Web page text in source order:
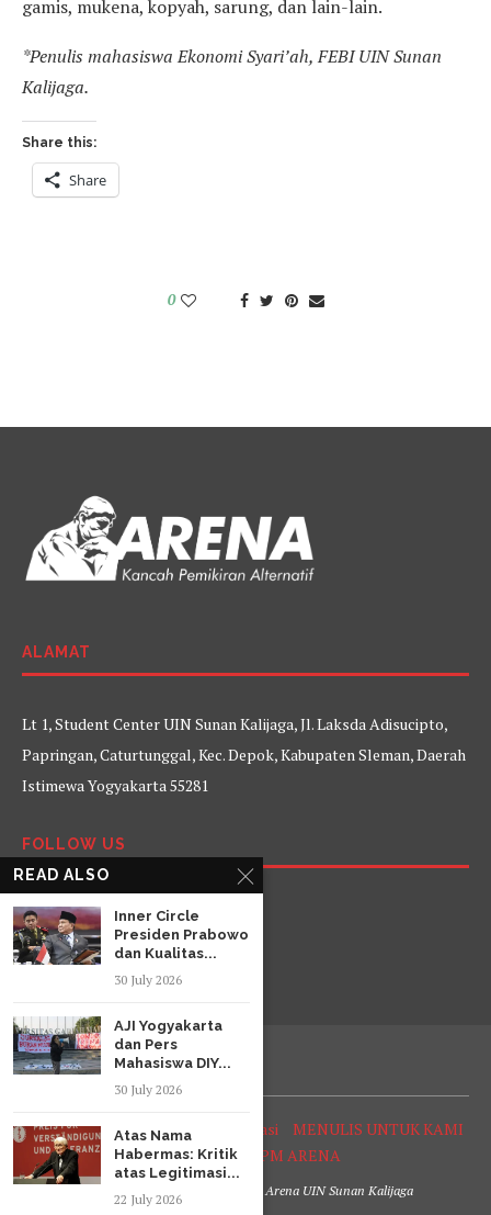
gamis, mukena, kopyah, sarung, dan lain-lain.
*Penulis mahasiswa Ekonomi Syari’ah, FEBI UIN Sunan
Kalijaga.
Share this:
Share
0
ALAMAT
Lt 1, Student Center UIN Sunan Kalijaga, Jl. Laksda Adisucipto,
Papringan, Caturtunggal, Kec. Depok, Kabupaten Sleman, Daerah
Istimewa Yogyakarta 55281
FOLLOW US
Facebook
TwitterInstagramYouTube
Tentang Arena Struktur Organisasi
MENULIS UNTUK KAMI
SOP Reporter LPM ARENA
@2020 Lembaga Pers Mahasiswa Arena UIN Sunan Kalijaga
READ ALSO
Inner Circle
Presiden Prabowo
dan Kualitas...
30 July 2026
AJI Yogyakarta
dan Pers
Mahasiswa DIY...
30 July 2026
Atas Nama
Habermas: Kritik
atas Legitimasi...
22 July 2026